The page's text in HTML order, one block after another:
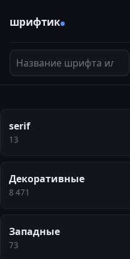
шрифтик
Название шрифта или тег
serif
13
Декоративные
8 471
Западные
73